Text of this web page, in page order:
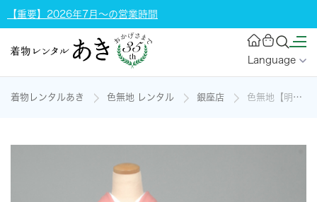
【重要】2026年7月～の営業時間
Language
着物レンタルあき 色無地 レンタル 銀座店 色無地【明るいピンク/Ｓサイズ】の着物レンタル